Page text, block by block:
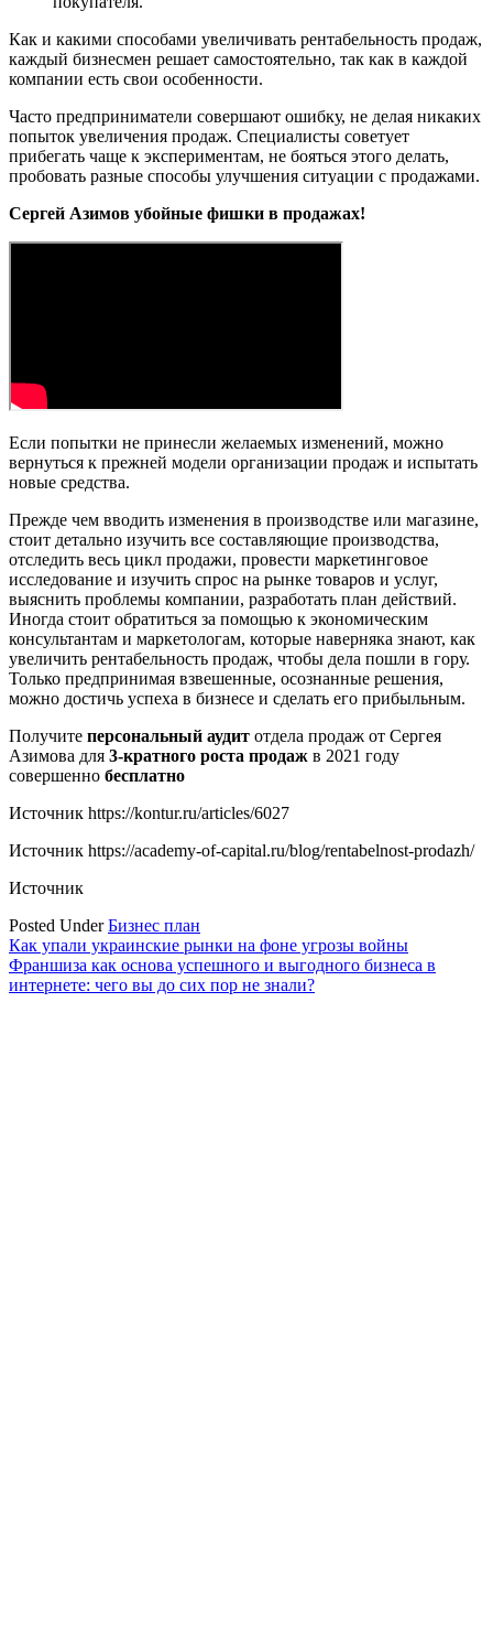
Как и какими способами увеличивать рентабельность продаж,
каждый бизнесмен решает самостоятельно, так как в каждой
компании есть свои особенности.
Часто предприниматели совершают ошибку, не делая никаких
попыток увеличения продаж. Специалисты советует
прибегать чаще к экспериментам, не бояться этого делать,
пробовать разные способы улучшения ситуации с продажами.
Сергей Азимов убойные фишки в продажах!
Если попытки не принесли желаемых изменений, можно
вернуться к прежней модели организации продаж и испытать
новые средства.
Прежде чем вводить изменения в производстве или магазине,
стоит детально изучить все составляющие производства,
отследить весь цикл продажи, провести маркетинговое
исследование и изучить спрос на рынке товаров и услуг,
выяснить проблемы компании, разработать план действий.
Иногда стоит обратиться за помощью к экономическим
консультантам и маркетологам, которые наверняка знают, как
увеличить рентабельность продаж, чтобы дела пошли в гору.
Только предпринимая взвешенные, осознанные решения,
можно достичь успеха в бизнесе и сделать его прибыльным.
Получите персональный аудит отдела продаж от Сергея
Азимова для 3-кратного роста продаж в 2021 году
совершенно бесплатно
Источник https://kontur.ru/articles/6027
Источник https://academy-of-capital.ru/blog/rentabelnost-prodazh/
Источник
Posted UnderБизнес план
Навигация
по
Как упали украинские рынки на фоне угрозы войны
Франшиза как основа успешного и выгодного бизнеса в
интернете: чего вы до сих пор не знали?